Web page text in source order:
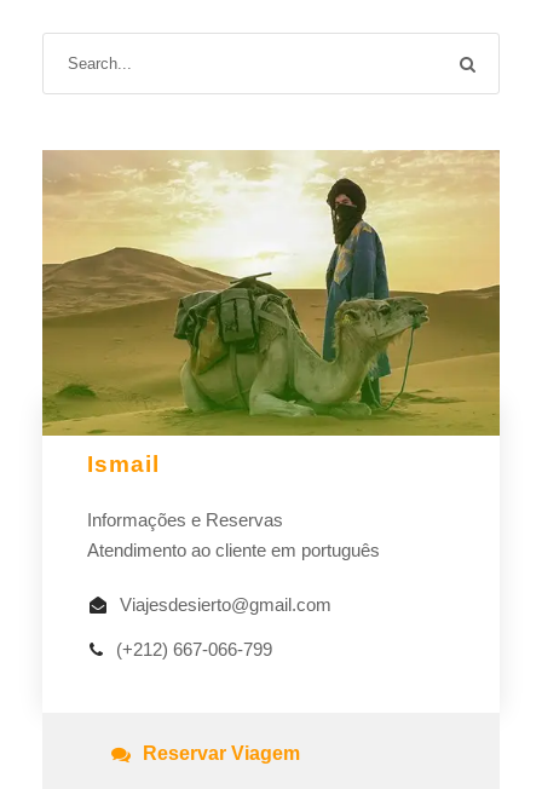
Ismail
Informações e Reservas
Atendimento ao cliente em português
Viajesdesierto@gmail.com
(+212) 667-066-799
Reservar Viagem